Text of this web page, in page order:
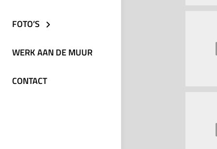
FOTO’S
WERK AAN DE MUUR
CONTACT